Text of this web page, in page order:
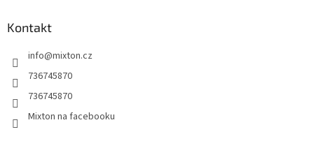
Kontakt
info@mixton.cz
736745870
736745870
Mixton na facebooku